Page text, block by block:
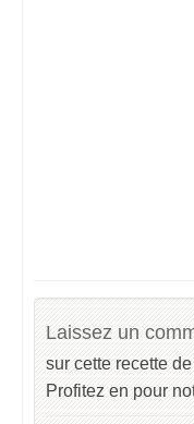
Laissez un
sur cette recette de
Profitez en pour